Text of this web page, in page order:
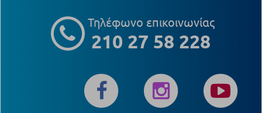
Τηλέφωνο επικοινωνίας
210 27 58 228